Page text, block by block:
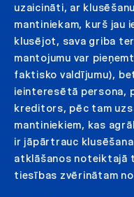
uzaicināti, ar
mantiniekam, kurš jau
klusējot, sava griba
mantojumu var
faktisko valdījumu),
ieinteresētā persona,
kreditors, pēc tam
mantiniekiem, kas
ir jāpārtrauc
atklāšanos noteiktajā
tiesības zvērinātam